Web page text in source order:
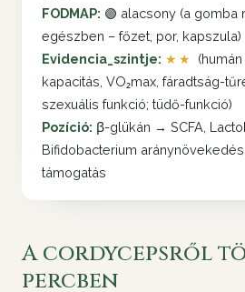
FODMAP: 🟢 alacsony (a gomba
egészben – főzet, por, kapszula)
Evidencia_szintje: ★★
kapacitás, VO₂max, fáradtság-
szexuális funkció; tüdő-funkció)
Pozíció: β-glükán → SCFA,
Bifidobacterium
támogatás
A cordycepsről
percben